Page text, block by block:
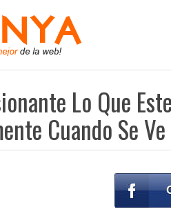
Lo Que
Cuando Se